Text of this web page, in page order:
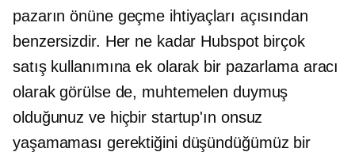
pazarın önüne geçme ihtiyaçları açısından
benzersizdir. Her ne kadar Hubspot birçok
satış kullanımına ek olarak bir pazarlama aracı
olarak görülse de, muhtemelen duymuş
olduğunuz ve hiçbir startup'ın onsuz
yaşamaması gerektiğini düşündüğümüz bir